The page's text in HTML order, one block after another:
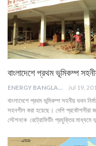
বাংলাদেশে প্রথম ভূমিকম্প
ENERGY BANGLA Jul 19,
বাংলাদেশে প্রথম ভূমিকম্প সহনীয় ভবন
সহনশীল করা হয়েছে। দেশি প্রকৌশলীরা
স্টেশনকে রেট্রোফিটিং প্রযুক্তির মাধ্যমে